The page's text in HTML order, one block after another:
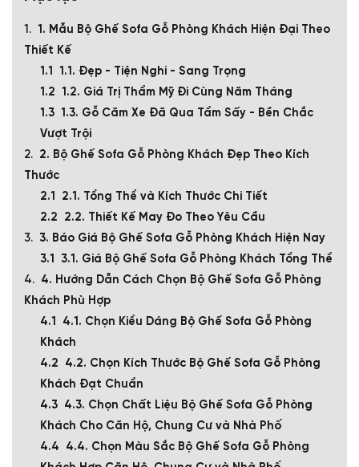
1. Mẫu Bộ Ghế Sofa Gỗ Phòng Khách Hiện Đại Theo
Thiết Kế
1.1. Đẹp - Tiện Nghi - Sang Trọng
1.2. Giá Trị Thẩm Mỹ Đi Cùng Năm Tháng
1.3. Gỗ Căm Xe Đã Qua Tẩm Sấy - Bền Chắc
Vượt Trội
2. Bộ Ghế Sofa Gỗ Phòng Khách Đẹp Theo Kích
Thước
2.1. Tổng Thể và Kích Thước Chi Tiết
2.2. Thiết Kế May Đo Theo Yêu Cầu
3. Báo Giá Bộ Ghế Sofa Gỗ Phòng Khách Hiện Nay
3.1. Giá Bộ Ghế Sofa Gỗ Phòng Khách Tổng Thể
4. Hướng Dẫn Cách Chọn Bộ Ghế Sofa Gỗ Phòng
Khách Phù Hợp
4.1. Chọn Kiểu Dáng Bộ Ghế Sofa Gỗ Phòng
Khách
4.2. Chọn Kích Thước Bộ Ghế Sofa Gỗ Phòng
Khách Đạt Chuẩn
4.3. Chọn Chất Liệu Bộ Ghế Sofa Gỗ Phòng
Khách Cho Căn Hộ, Chung Cư và Nhà Phố
4.4. Chọn Màu Sắc Bộ Ghế Sofa Gỗ Phòng